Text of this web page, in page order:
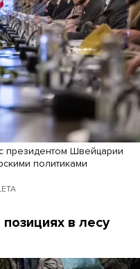
президентом Швейцарии
политиками
в лесу